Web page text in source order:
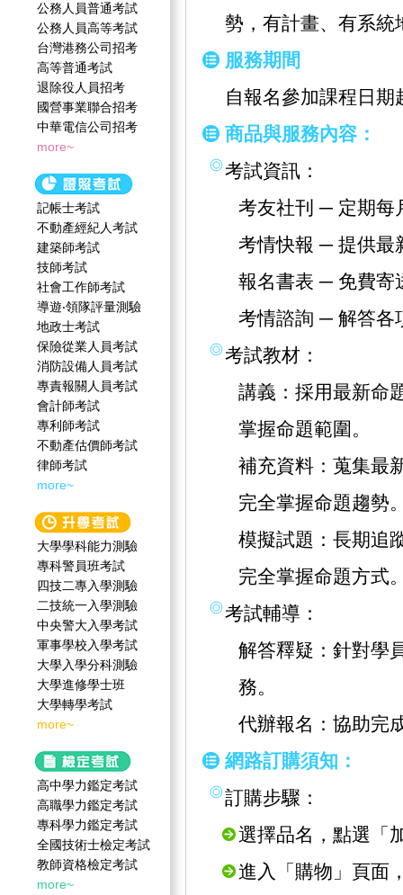
公務人員普通考試
公務人員高等考試
台灣港務公司招考
高等普通考試
退除役人員招考
國營事業聯合招考
中華電信公司招考
more~
記帳士考試
不動產經紀人考試
建築師考試
技師考試
社會工作師‍考試
導遊‧領隊評量測驗
地政士考試
保險從業人員考試
消防設備人員考試
專責報關人員考試
會計師考試
專利師考試
不動產估價師考試
律師考試
more~
大學學科能力測驗
專科警員班考試
四技二專入學測驗
二技統一入學測驗
中央警大入學考試
軍事學校入學考試
大學入學分科測驗
大學進修學士班
大學轉學考試
more~
高中學力鑑定考試
高職學力鑑定考試
專科學力鑑定考試
全國技術士檢定考試
教師資格檢定考試
more~
勢，有計畫、有系統
服務期間
自報名參加課程日
商品與服務內容：
考試資訊：
考友社刊 ─ 定期每
考情快報 ─ 提供最
報名書表 ─ 免費寄
考情諮詢 ─ 解答各
考試教材：
講義：採用最新命
掌握命題範圍。
補充資料：蒐集最
完全掌握命題趨勢
模擬試題：長期追
完全掌握命題方式
考試輔導：
解答釋疑：針對學
務。
代辦報名：協助完
網路訂購須知：
訂購步驟：
選擇品名，點選「
進入「購物」頁面